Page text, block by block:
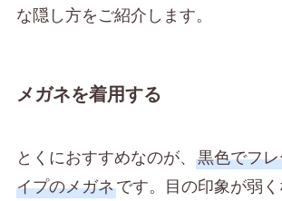
な隠し方をご紹介します。
メガネを着用する
とくにおすすめなのが、 黒色でフ
イプのメガネです。目の印象が弱